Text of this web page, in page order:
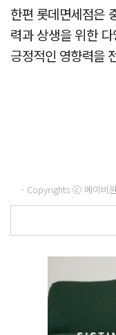
한편 롯데면세점은
력과 상생을 위한
긍정적인 영향력을
- Copyrights ⓒ 메이비